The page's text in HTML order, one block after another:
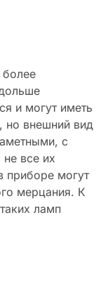
и могут иметь
но внешний вид
с
все их
приборе могут
мерцания. К
ламп